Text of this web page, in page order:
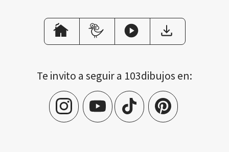
Te invito a seguir a 103dibujos en: